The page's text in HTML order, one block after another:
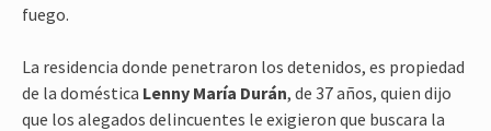
fuego.
La residencia donde penetraron los detenidos, es propiedad
de la doméstica Lenny María Durán, de 37 años, quien dijo
que los alegados delincuentes le exigieron que buscara la